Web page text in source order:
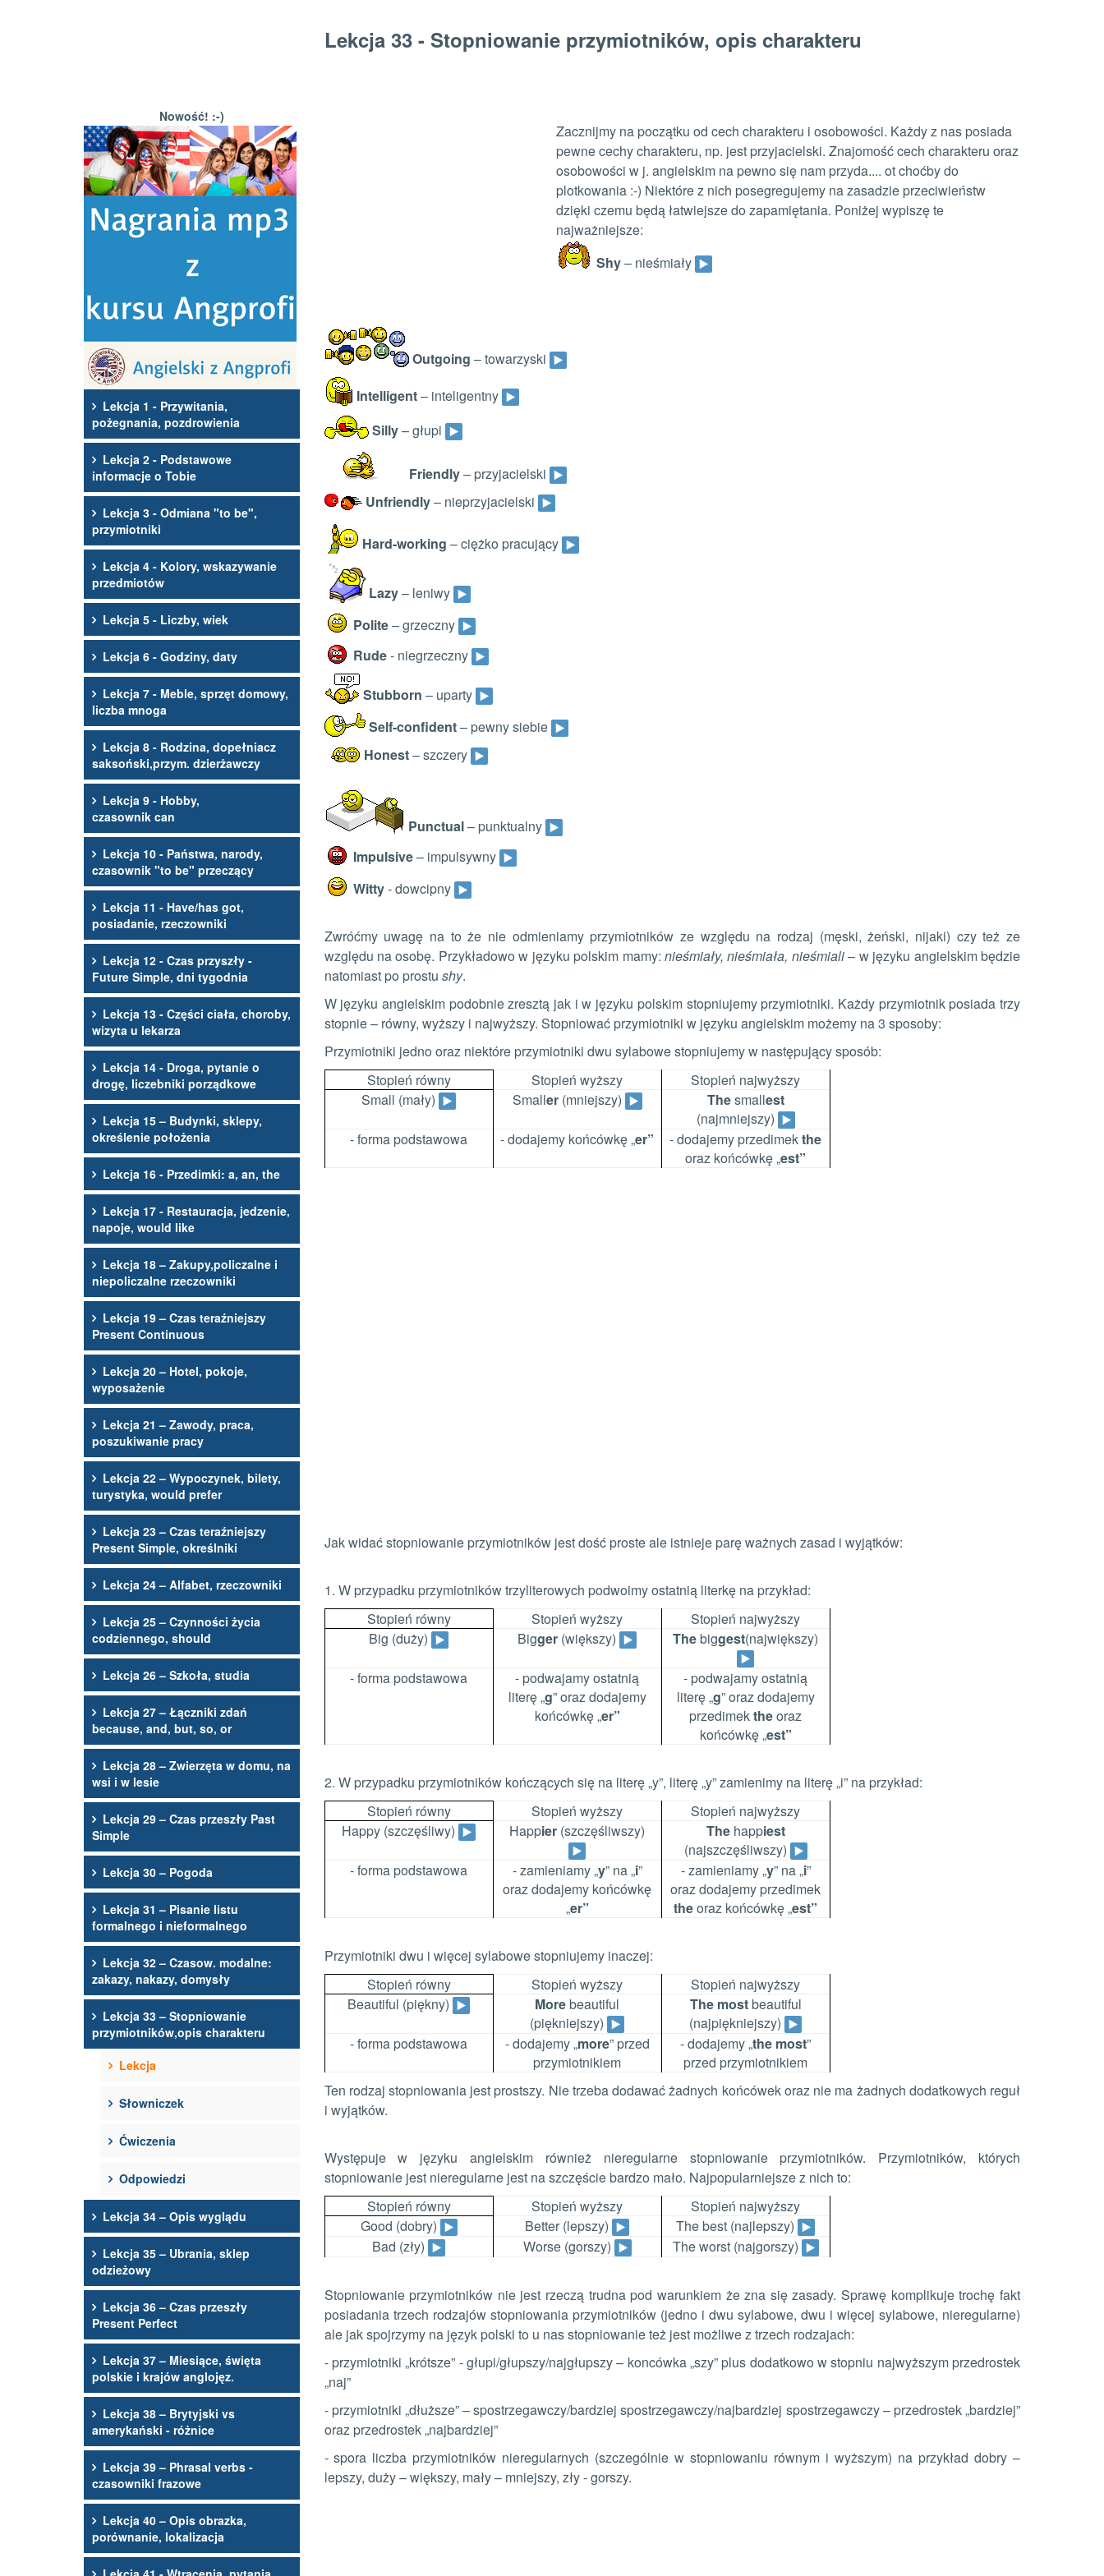
Nowość! :-)
Lekcja 1 - Przywitania,
pożegnania, pozdrowienia
Lekcja 2 - Podstawowe
informacje o Tobie
Lekcja 3 - Odmiana "to be",
przymiotniki
Lekcja 4 - Kolory, wskazywanie
przedmiotów
Lekcja 5 - Liczby, wiek
Lekcja 6 - Godziny, daty
Lekcja 7 - Meble, sprzęt domowy,
liczba mnoga
Lekcja 8 - Rodzina, dopełniacz
saksoński,przym. dzierżawczy
Lekcja 9 - Hobby,
czasownik can
Lekcja 10 - Państwa, narody,
czasownik "to be" przeczący
Lekcja 11 - Have/has got,
posiadanie, rzeczowniki
Lekcja 12 - Czas przyszły -
Future Simple, dni tygodnia
Lekcja 13 - Części ciała, choroby,
wizyta u lekarza
Lekcja 14 - Droga, pytanie o
drogę, liczebniki porządkowe
Lekcja 15 – Budynki, sklepy,
określenie położenia
Lekcja 16 - Przedimki: a, an, the
Lekcja 17 - Restauracja, jedzenie,
napoje, would like
Lekcja 18 – Zakupy,policzalne i
niepoliczalne rzeczowniki
Lekcja 19 – Czas teraźniejszy
Present Continuous
Lekcja 20 – Hotel, pokoje,
wyposażenie
Lekcja 21 – Zawody, praca,
poszukiwanie pracy
Lekcja 22 – Wypoczynek, bilety,
turystyka, would prefer
Lekcja 23 – Czas teraźniejszy
Present Simple, określniki
Lekcja 24 – Alfabet, rzeczowniki
Lekcja 25 – Czynności życia
codziennego, should
Lekcja 26 – Szkoła, studia
Lekcja 27 – Łączniki zdań
because, and, but, so, or
Lekcja 28 – Zwierzęta w domu, na
wsi i w lesie
Lekcja 29 – Czas przeszły Past
Simple
Lekcja 30 – Pogoda
Lekcja 31 – Pisanie listu
formalnego i nieformalnego
Lekcja 32 – Czasow. modalne:
zakazy, nakazy, domysły
Lekcja 33 – Stopniowanie
przymiotników,opis charakteru
Lekcja
Słowniczek
Ćwiczenia
Odpowiedzi
Lekcja 34 – Opis wyglądu
Lekcja 35 – Ubrania, sklep
odzieżowy
Lekcja 36 – Czas przeszły
Present Perfect
Lekcja 37 – Miesiące, święta
polskie i krajów anglojęz.
Lekcja 38 – Brytyjski vs
amerykański - różnice
Lekcja 39 – Phrasal verbs -
czasowniki frazowe
Lekcja 40 – Opis obrazka,
porównanie, lokalizacja
Lekcja 33 - Stopniowanie przymiotników, opis charakteru
Zacznijmy na początku od cech charakteru i osobowości. Każdy z nas posiada
pewne cechy charakteru, np. jest przyjacielski. Znajomość cech charakteru oraz
osobowości w j. angielskim na pewno się nam przyda.... ot choćby do
plotkowania :-) Niektóre z nich posegregujemy na zasadzie przeciwieństw
dzięki czemu będą łatwiejsze do zapamiętania. Poniżej wypiszę te
najważniejsze:
Shy– nieśmiały
Outgoing – towarzyski
Intelligent– inteligentny
Silly– głupi
Friendly– przyjacielski
Unfriendly– nieprzyjacielski
Hard-working – ciężko pracujący
Lazy– leniwy
Polite– grzeczny
Rude- niegrzeczny
Stubborn – uparty
Self-confident– pewny siebie
Honest– szczery
Punctual– punktualny
Impulsive– impulsywny
Witty- dowcipny
Zwróćmy uwagę na to że nie odmieniamy przymiotników ze względu na rodzaj (męski, żeński, nijaki) czy też ze
względu na osobę. Przykładowo w języku polskim mamy: nieśmiały, nieśmiała, nieśmiali– w języku angielskim będzie
natomiast po prostu shy.
W języku angielskim podobnie zresztą jak i w języku polskim stopniujemy przymiotniki. Każdy przymiotnik posiada trzy
stopnie – równy, wyższy i najwyższy. Stopniować przymiotniki w języku angielskim możemy na 3 sposoby:
Przymiotniki jedno oraz niektóre przymiotniki dwu sylabowe stopniujemy w następujący sposób:
Stopień równy
Stopień wyższy
Stopień najwyższy
Small (mały)
Smaller(mniejszy) Thesmallest
(najmniejszy)
- forma podstawowa
- dodajemy końcówkę „er” - dodajemy przedimekthe
oraz końcówkę „est”
Jak widać stopniowanie przymiotników jest dość proste ale istnieje parę ważnych zasad i wyjątków:
1. W przypadku przymiotników trzyliterowych podwoimy ostatnią literkę na przykład:
Stopień równy
Stopień wyższy
Stopień najwyższy
Big (duży)
Bigger (większy) Thebiggest(największy)
- forma podstawowa
- podwajamy ostatnią
literę „g” oraz dodajemy
końcówkę „er”
- podwajamy ostatnią
literę „g” oraz dodajemy
przedimektheoraz
końcówkę „est”
2. W przypadku przymiotników kończących się na literę „y”, literę „y” zamienimy na literę „i” na przykład:
Stopień równy
Stopień wyższy
Stopień najwyższy
Happy (szczęśliwy)
Happier (szczęśliwszy) The happiest
(najszczęśliwszy)
- forma podstawowa
- zamieniamy „y” na „i”
oraz dodajemy końcówkę
„er”
- zamieniamy „y” na „i”
oraz dodajemy przedimek
theoraz końcówkę „est”
Przymiotniki dwu i więcej sylabowe stopniujemy inaczej:
Stopień równy
Stopień wyższy
Stopień najwyższy
Beautiful (piękny)
Morebeautiful
(piękniejszy)
The mostbeautiful
(najpiękniejszy)
- forma podstawowa
- dodajemy „more” przed
przymiotnikiem
- dodajemy „the most”
przed przymiotnikiem
Ten rodzaj stopniowania jest prostszy. Nie trzeba dodawać żadnych końcówek oraz nie ma żadnych dodatkowych reguł
i wyjątków.
Występuje w języku angielskim również nieregularne stopniowanie przymiotników. Przymiotników, których
stopniowanie jest nieregularne jest na szczęście bardzo mało. Najpopularniejsze z nich to:
Stopień równy
Stopień wyższy
Stopień najwyższy
Good (dobry)
Better (lepszy)
The best (najlepszy)
Bad (zły)
Worse (gorszy) The worst (najgorszy)
Stopniowanie przymiotników nie jest rzeczą trudna pod warunkiem że zna się zasady. Sprawę komplikuje trochę fakt
posiadania trzech rodzajów stopniowania przymiotników (jedno i dwu sylabowe, dwu i więcej sylabowe, nieregularne)
ale jak spojrzymy na język polski to u nas stopniowanie też jest możliwe z trzech rodzajach:
- przymiotniki „krótsze” - głupi/głupszy/najgłupszy – koncówka „szy” plus dodatkowo w stopniu najwyższym przedrostek
„naj”
- przymiotniki „dłuższe” – spostrzegawczy/bardziej spostrzegawczy/najbardziej spostrzegawczy – przedrostek „bardziej”
oraz przedrostek „najbardziej”
- spora liczba przymiotników nieregularnych (szczególnie w stopniowaniu równym i wyższym) na przykład dobry –
lepszy, duży – większy, mały – mniejszy, zły - gorszy.